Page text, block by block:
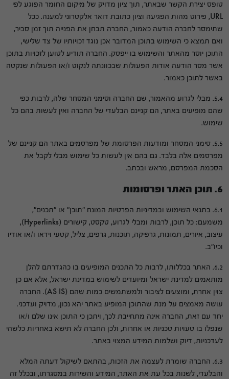
טופס יצירת הקשר שבאתר, תוך ציון מדויק של מיקום החומר הפוגע לפי
URL, פירוט מהות הפגיעה וציון כתובת דואר אלקטרוני למענה. ככל
שתימסר לחברה הודעה כאמור, החברה תבחן את הפנייה תוך זמן סביר,
ואם תמצא כי השימוש בתוכן המדובר אכן נוגד זכויותיו של צד שלישי,
התוכן יוסר מהאתר והשימוש בו ייפסק. החברה תודיע לטוען לזכויות בתוכן
אשר מסר הודעה אודות הפעולות שבכוונתה לנקוט ו/או הפעולות שנקטה
באשר לתוכן כאמור.
5.4. מבלי לגרוע מהאמור, שם החברה וסימני המסחר שלה, לרבות כפי
שהם מופיעים באתר, הם קניינם הבלעדי של החברה ואין לעשות בהם כל
שימוש.
5.5. סימני המסחר ומודעות הפרסומת של מפרסמים באתר הם קניינם של
מפרסמים אלה בלבד. גם בהם אין לעשות כל שימוש מבלי לקבל את
הסכמת המפרסם, מראש ובכתב.
6. תוכן האתר ופרסומות
6.1. בתנאי השימוש ובמדיניות הפרטיות המונח "תוכן" או "תכנים",
משמעם: כל תוכן, לרבות ומבלי לגרוע, טקסט, קישורים (Hyperlinks),
עיצוב, איורים, תמונות, גרפיקה, תוכנות, גרפים, צליל, קטעי וידאו ו/או אודיו
וכיו"ב.
6.2. האתר בכללותו, לרבות כל התכנים המופיעים בו כהגדרתם להלן
מותאמים למדינת ישראל ומיועדים לשימוש במדינת ישראל, אלא אם כן
צוין אחרת, ומוצעים לציבור ולמשתמשים כמות שהם (AS IS). החברה
עושה מאמצים על מנת שהתוכן המופיע באתר יהא נכון, מדויק ועדכני.
יחד עם זאת, החברה אינה מתחייבת לכך, ויתכן כי התוכן אינו שלם ו/או
שנפלו בו טעויות טכניות או אחרות, ולכן החברה לא תישא באחריות כלשהי
לעדכניות, דיוק ושלמות המידע המצוי באתר.
6.3. החברה שומרת לעצמה את הזכות, בהתאם לשיקול דעתה המלא
והבלעדי, לשנות בכל עת את האתר, המידע והשירות במסגרתו, ובכלל זה